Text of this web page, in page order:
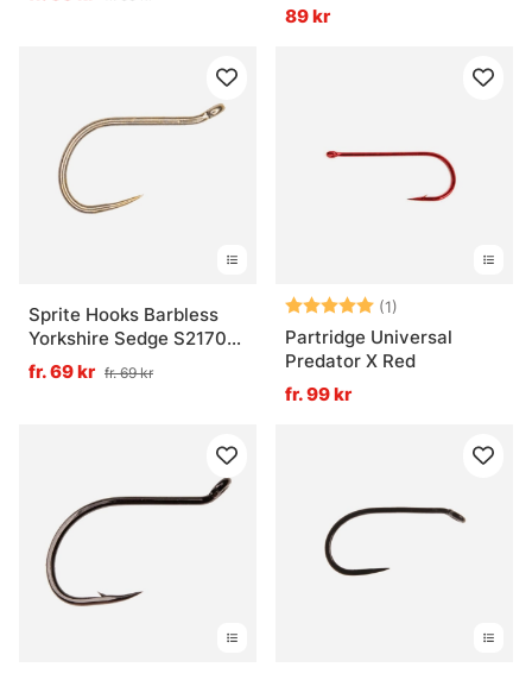
pack
89 kr
Sprite Hooks Barbless
Yorkshire Sedge S2170
25-pack
fr. 69 kr fr. 69 kr
Betyg: (1)
Partridge Universal
Predator X Red
fr. 99 kr